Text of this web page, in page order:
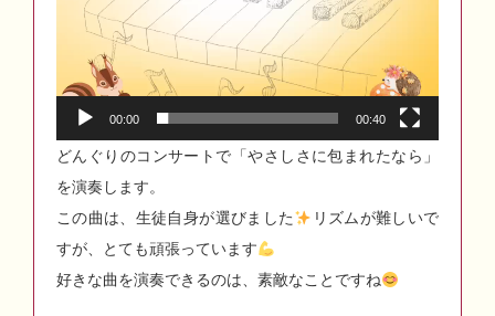
00:00 00:40
どんぐりのコンサートで「やさしさに包まれたなら」
を演奏します。
この曲は、生徒自身が選びました
リズムが難しいで
すが、とても頑張っています
好きな曲を演奏できるのは、素敵なことですね